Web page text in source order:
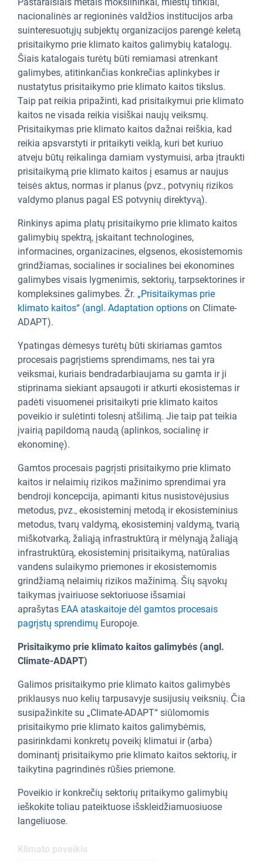
nacionalinės ar regioninės valdžios institucijos arba
suinteresuotųjų subjektų organizacijos parengė keletą
prisitaikymo prie klimato kaitos galimybių katalogų.
Šiais katalogais turėtų būti remiamasi atrenkant
galimybes, atitinkančias konkrečias aplinkybes ir
nustatytus prisitaikymo prie klimato kaitos tikslus.
Taip pat reikia pripažinti, kad prisitaikymui prie klimato
kaitos ne visada reikia visiškai naujų veiksmų.
Prisitaikymas prie klimato kaitos dažnai reiškia, kad
reikia apsvarstyti ir pritaikyti veiklą, kuri bet kuriuo
atveju būtų reikalinga darniam vystymuisi, arba įtraukti
prisitaikymą prie klimato kaitos į esamus ar naujus
teisės aktus, normas ir planus (pvz., potvynių rizikos
valdymo planus pagal ES potvynių direktyvą).
Rinkinys apima platų prisitaikymo prie klimato kaitos
galimybių spektrą, įskaitant technologines,
informacines, organizacines, elgsenos, ekosistemomis
grindžiamas, socialines ir socialines bei ekonomines
galimybes visais lygmenimis, sektorių, tarpsektorines ir
kompleksines galimybes. Žr. „Prisitaikymas prie
klimato kaitos“ (angl. Adaptation options on Climate-
ADAPT).
Ypatingas dėmesys turėtų būti skiriamas gamtos
procesais pagrįstiems sprendimams, nes tai yra
veiksmai, kuriais bendradarbiaujama su gamta ir ji
stiprinama siekiant apsaugoti ir atkurti ekosistemas ir
padėti visuomenei prisitaikyti prie klimato kaitos
poveikio ir sulėtinti tolesnį atšilimą. Jie taip pat teikia
įvairią papildomą naudą (aplinkos, socialinę ir
ekonominę).
Gamtos procesais pagrįsti prisitaikymo prie klimato
kaitos ir nelaimių rizikos mažinimo sprendimai yra
bendroji koncepcija, apimanti kitus nusistovėjusius
metodus, pvz., ekosisteminį metodą ir ekosisteminius
metodus, tvarų valdymą, ekosisteminį valdymą, tvarią
miškotvarką, žaliąją infrastruktūrą ir mėlynąją žaliąją
infrastruktūrą, ekosisteminį prisitaikymą, natūralias
vandens sulaikymo priemones ir ekosistemomis
grindžiamą nelaimių rizikos mažinimą. Šių sąvokų
taikymas įvairiuose sektoriuose išsamiai
aprašytas EAA ataskaitoje dėl gamtos procesais
pagrįstų sprendimų Europoje.
Prisitaikymo prie klimato kaitos galimybės (angl.
Climate-ADAPT)
Galimos prisitaikymo prie klimato kaitos galimybės
priklausys nuo kelių tarpusavyje susijusių veiksnių. Čia
susipažinkite su „Climate-ADAPT“ siūlomomis
prisitaikymo prie klimato kaitos galimybėmis,
pasirinkdami konkretų poveikį klimatui ir (arba)
dominantį prisitaikymo prie klimato kaitos sektorių, ir
taikytina pagrindinės rūšies priemone.
Poveikio ir konkrečių sektorių pritaikymo galimybių
ieškokite toliau pateiktuose išskleidžiamuosiuose
langeliuose.
Klimato poveikis